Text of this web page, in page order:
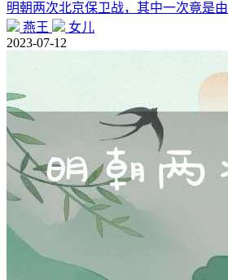
明朝两次北京保卫战，其中一次竟是
燕王
女儿
2023-07-12